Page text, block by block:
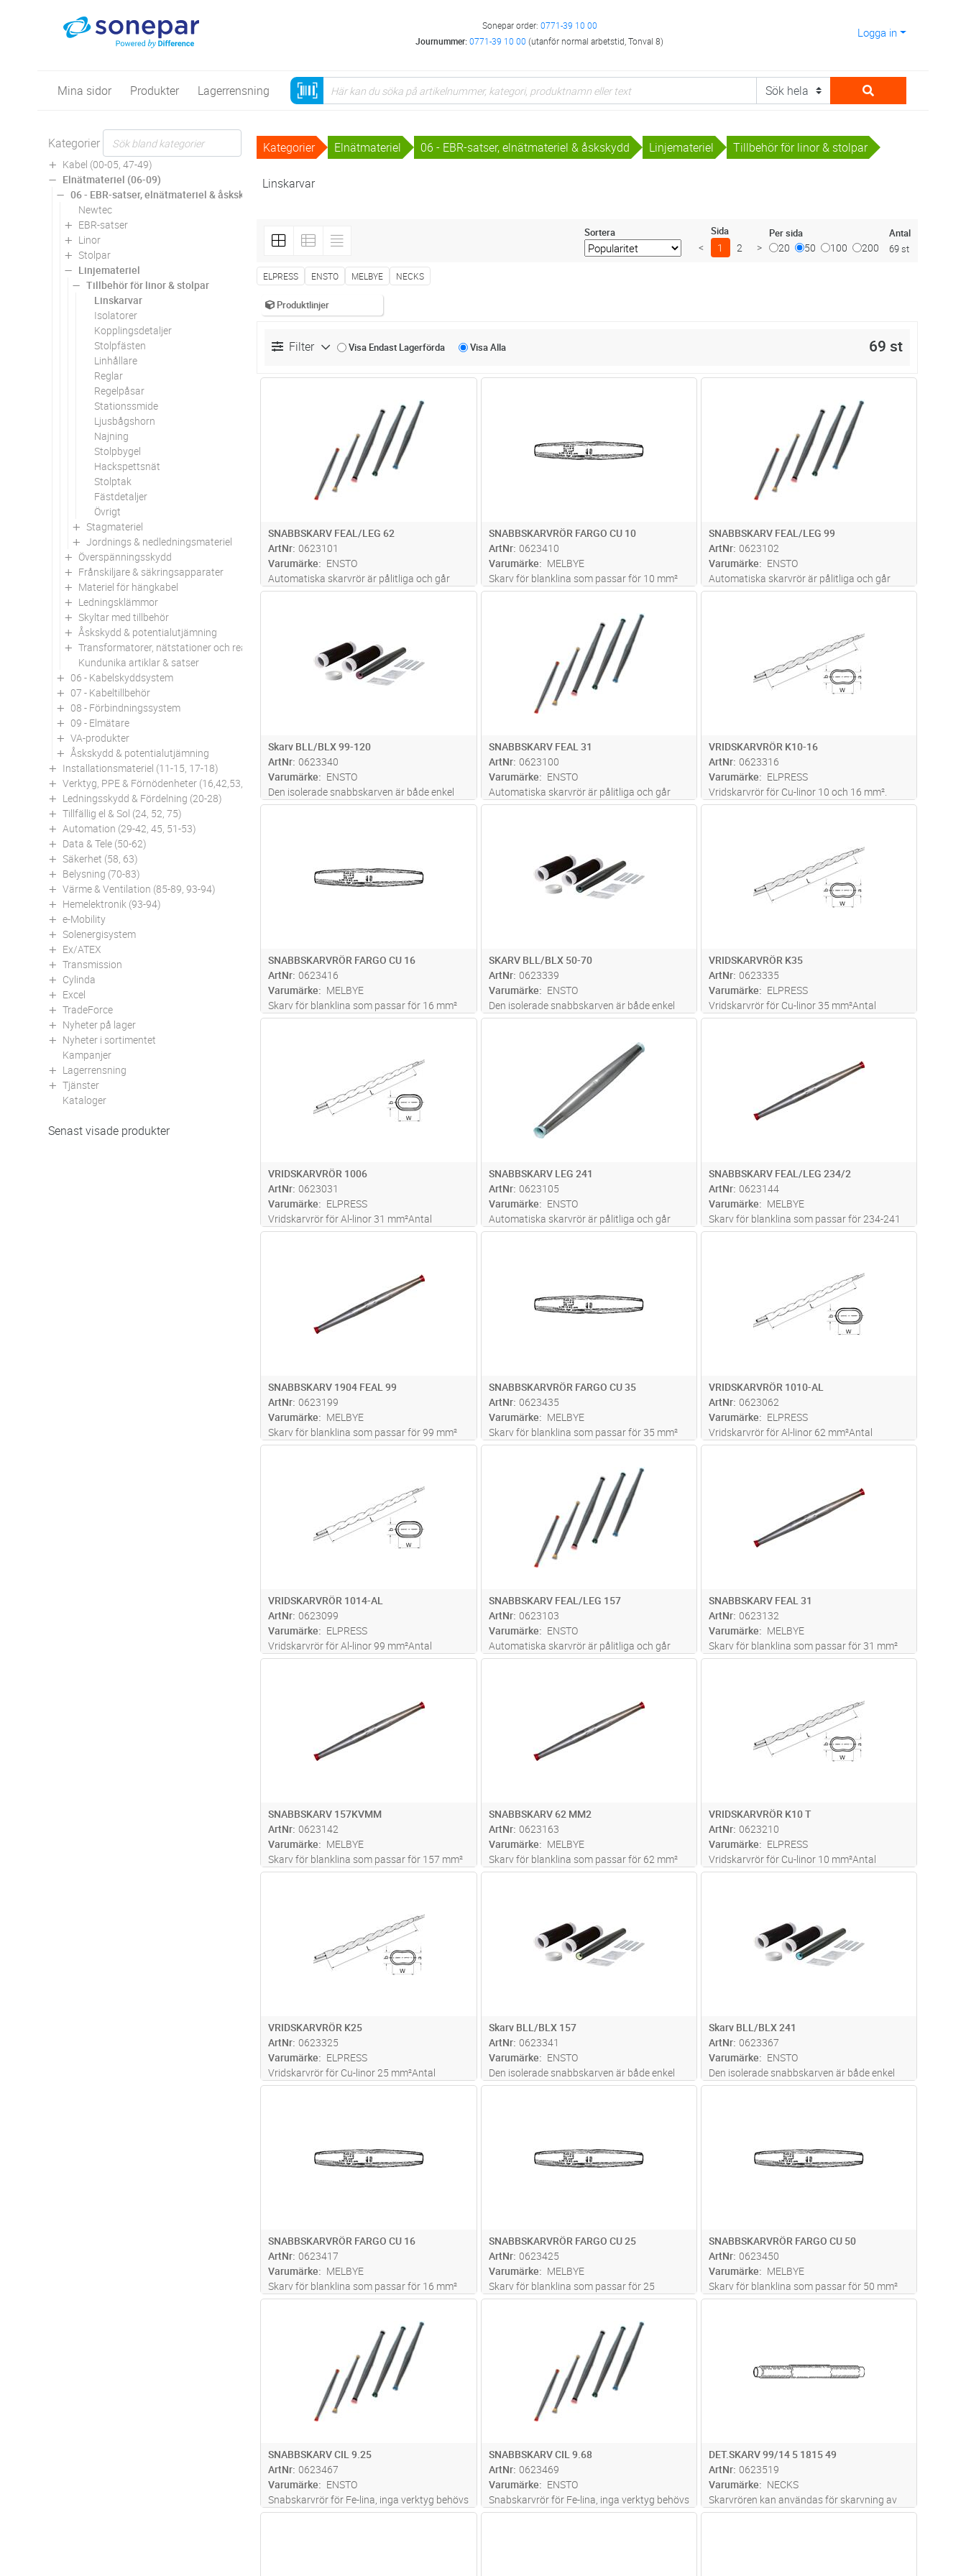
Sonepar order: 0771-39 10 00
Journummer:0771-39 10 00 (utanför normal arbetstid, Tonval 8)
Logga in
Mina sidor Produkter Lagerrensning
Kategorier
Kabel (00-05, 47-49)
Elnätmateriel (06-09)
06 - EBR-satser, elnätmateriel & åskskydd
Newtec
EBR-satser
Linor
Stolpar
Linjemateriel
Tillbehör för linor & stolpar
Linskarvar
Isolatorer
Kopplingsdetaljer
Stolpfästen
Linhållare
Reglar
Regelpåsar
Stationssmide
Ljusbågshorn
Najning
Stolpbygel
Hackspettsnät
Stolptak
Fästdetaljer
Övrigt
Stagmateriel
Jordnings & nedledningsmateriel
Överspänningsskydd
Frånskiljare & säkringsapparater
Materiel för hängkabel
Ledningsklämmor
Skyltar med tillbehör
Åskskydd & potentialutjämning
Transformatorer, nätstationer och reaktorer
Kundunika artiklar & satser
06 - Kabelskyddsystem
07 - Kabeltillbehör
08 - Förbindningssystem
09 - Elmätare
VA-produkter
Åskskydd & potentialutjämning
Installationsmateriel (11-15, 17-18)
Verktyg, PPE & Förnödenheter (16,42,53,94)
Ledningsskydd & Fördelning (20-28)
Tillfällig el & Sol (24, 52, 75)
Automation (29-42, 45, 51-53)
Data & Tele (50-62)
Säkerhet (58, 63)
Belysning (70-83)
Värme & Ventilation (85-89, 93-94)
Hemelektronik (93-94)
e-Mobility
Solenergisystem
Ex/ATEX
Transmission
Cylinda
Excel
TradeForce
Nyheter på lager
Nyheter i sortimentet
Kampanjer
Lagerrensning
Tjänster
Kataloger
Senast visade produkter
Kategorier Elnätmateriel 06 - EBR-satser, elnätmateriel & åskskydd Linjemateriel Tillbehör för linor & stolpar
Linskarvar
Sortera Sida
< 1 2 >
Per sida
20 50 100 200
Antal
69 st
ELPRESS ENSTO MELBYE NECKS
Produktlinjer
Filter Visa Endast Lagerförda VisaAlla 69 st
SNABBSKARV FEAL/LEG 62
ArtNr 0623101
Varumärke
ENSTO
Automatiska skarvrör är pålitliga och går
snabbt att montera. Inga verktyg behövs och
SNABBSKARVRÖR FARGO CU 10
ArtNr 0623410
Varumärke
MELBYE
Skarv för blanklina som passar för 10 mm²
Cu tråd, Ø3.4-4.3
SNABBSKARV FEAL/LEG 99
ArtNr 0623102
Varumärke
ENSTO
Automatiska skarvrör är pålitliga och går
snabbt att montera. Inga verktyg behövs och
Skarv BLL/BLX 99-120
ArtNr 0623340
Varumärke
ENSTO
Den isolerade snabbskarven är både enkel
och snabb att montera. Inga specialverktyg
...läs mer
SNABBSKARV FEAL 31
ArtNr 0623100
Varumärke
ENSTO
Automatiska skarvrör är pålitliga och går
snabbt att montera. Inga verktyg behövs och
VRIDSKARVRÖR K10-16
ArtNr 0623316
Varumärke
ELPRESS
Vridskarvrör för Cu-linor 10 och 16 mm².
Antal vridningsvarv , skarven vrids så den får
11,1 d (mm): 6 D (mm): 11,1 L...läs mer
SNABBSKARVRÖR FARGO CU 16
ArtNr 0623416
Varumärke
MELBYE
Skarv för blanklina som passar för 16 mm²
Cu tråd, Ø4.2-5.2
SKARV BLL/BLX 50-70
ArtNr 0623339
Varumärke
ENSTO
Den isolerade snabbskarven är både enkel
och snabb att montera. Inga specialverktyg
gasol är både enklare och snabbare.
Snabbskarven säkerställer ett säkert
VRIDSKARVRÖR K35
ArtNr 0623335
Varumärke
ELPRESS
Vridskarvrör för Cu-linor 35 mm²Antal
varvvridningar: 3,5Verktyg: Skiftnyckel.
VRIDSKARVRÖR 1006
ArtNr 0623031
Varumärke
ELPRESS
Vridskarvrör för Al-linor 31 mm²Antal
varvvridninngar = 3,5Verktyg: Skiftnyckel.
SNABBSKARV LEG 241
ArtNr 0623105
Varumärke
ENSTO
Automatiska skarvrör är pålitliga och går
snabbt att montera. Inga verktyg behövs och
SNABBSKARV FEAL/LEG 234/2
ArtNr 0623144
Varumärke
MELBYE
Skarv för blanklina som passar för 234-241
Al+FeAl, Ø18.28-20.19 Nu med förbättrad
botten av skarvkroppen och a...läs mer
SNABBSKARV 1904 FEAL 99
ArtNr 0623199
Varumärke
MELBYE
Skarv för blanklina som passar för 99 mm²
Al+FeAl, Ø11.43-13.46
SNABBSKARVRÖR FARGO CU 35
ArtNr 0623435
Varumärke
MELBYE
Skarv för blanklina som passar för 35 mm²
Cu, Ø6.5-7.6
VRIDSKARVRÖR 1010-AL
ArtNr 0623062
Varumärke
ELPRESS
Vridskarvrör för Al-linor 62 mm²Antal
varvvridningar: 4Verktyg: Skiftnyckel
VRIDSKARVRÖR 1014-AL
ArtNr 0623099
Varumärke
ELPRESS
Vridskarvrör för Al-linor 99 mm²Antal
varvvridningar: 4,5Verktyg: Skiftnyckel
SNABBSKARV FEAL/LEG 157
ArtNr 0623103
Varumärke
ENSTO
Automatiska skarvrör är pålitliga och går
snabbt att montera. Inga verktyg behövs och
SNABBSKARV FEAL 31
ArtNr 0623132
Varumärke
MELBYE
Skarv för blanklina som passar för 31 mm²
Al+FeAl, Ø5.59-8.13
SNABBSKARV 157KVMM
ArtNr 0623142
Varumärke
MELBYE
Skarv för blanklina som passar för 157 mm²
Al och FeAl lina, Ø15.32-19.92
SNABBSKARV 62 MM2
ArtNr 0623163
Varumärke
MELBYE
Skarv för blanklina som passar för 62 mm²
Al+FeAl, Ø9.02-10.16. Snabbskarv Fargo-gul.
VRIDSKARVRÖR K10 T
ArtNr 0623210
Varumärke
ELPRESS
Vridskarvrör för Cu-linor 10 mm²Antal
varvvridningar: 5Verktyg: Skiftnyckel
VRIDSKARVRÖR K25
ArtNr 0623325
Varumärke
ELPRESS
Vridskarvrör för Cu-linor 25 mm²Antal
varvvridningar 3,5Verktyg: Skiftnyckel
Skarv BLL/BLX 157
ArtNr 0623341
Varumärke
ENSTO
Den isolerade snabbskarven är både enkel
och snabb att montera. Inga specialverktyg
...läs mer
Skarv BLL/BLX 241
ArtNr 0623367
Varumärke
ENSTO
Den isolerade snabbskarven är både enkel
och snabb att montera. Inga specialverktyg
...läs mer
SNABBSKARVRÖR FARGO CU 16
ArtNr 0623417
Varumärke
MELBYE
Skarv för blanklina som passar för 16 mm²
Cu, Ø5.0-5.8
SNABBSKARVRÖR FARGO CU 25
ArtNr 0623425
Varumärke
MELBYE
Skarv för blanklina som passar för 25
mm²Cu, Ø5.8-6.6
SNABBSKARVRÖR FARGO CU 50
ArtNr 0623450
Varumärke
MELBYE
Skarv för blanklina som passar för 50 mm²
Cu, Ø7.9-9.4
SNABBSKARV CIL 9.25
ArtNr 0623467
Varumärke
ENSTO
Snabskarvrör för Fe-lina, inga verktyg behövs
SNABBSKARV CIL 9.68
ArtNr 0623469
Varumärke
ENSTO
Snabskarvrör för Fe-lina, inga verktyg behövs
DET.SKARV 99/14 5 1815 49
ArtNr 0623519
Varumärke
NECKS
Skarvrören kan användas för skarvning av
torr eller infettad stålaluminiumlina. Skarven